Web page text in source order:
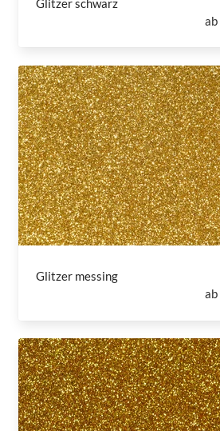
Glitzer schwarz
ab
Glitzer messing
ab